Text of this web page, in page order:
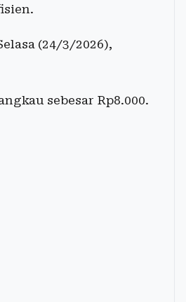
(24/3/2026),
sebesar Rp8.000.